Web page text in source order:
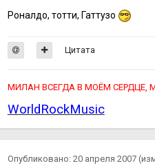
Роналдо, тотти, Гаттузо
Цитата
МИЛАН ВСЕГДА В МОЁМ СЕРДЦЕ,
WorldRockMusic
Опубликовано: 20 апреля 2007